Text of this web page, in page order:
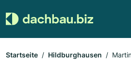
Startseite Hildburghausen